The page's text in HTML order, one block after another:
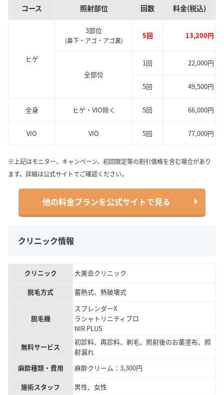
コース 照射部位 回数 料金(税込)
ヒゲ
3部位
(鼻下・アゴ・アゴ裏)
5回 13,200円
全部位
1回 22,000円
5回 49,500円
全身 ヒゲ・VIO除く 5回 66,000円
VIO VIO 5回 77,000円
※上記はモニター、キャンペーン、初回限定等の割引価格を含む場合があり
ます。詳細は公式サイトでご確認ください。
他の料金プランを公式サイトで見る
クリニック情報
クリニック
大美会クリニック
脱毛方式
蓄熱式、熱破壊式
脱毛機
スプレンダーX
ラシャトリニティプロ
NIR PLUS
無料サービス
初診料、再診料、剃毛、照射後のお薬塗布、照
射漏れ
麻酔種類・費用
麻酔クリーム：3,300円
施術スタッフ
男性、女性